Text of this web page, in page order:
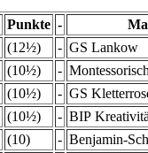
Punkte -
(12½) - GS Lankow
(10½) -
(10½) - GS
(10½) - BIP
(10) - Benjamin-